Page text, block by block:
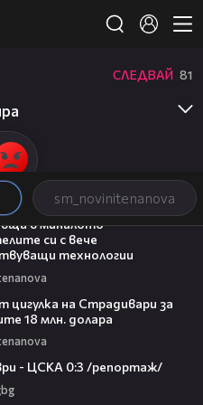
sm_novinitenanova
СЛЕДВАЙ 81
в миналото
си с вече
технологии
цигулка на Страдивари за
18 млн. долара
- ЦСКА 0:3 /репортаж/